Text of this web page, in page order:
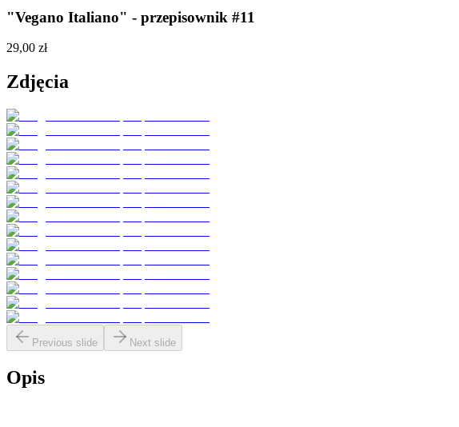
"Vegano Italiano" - przepisownik #11
29,00 zł
Zdjęcia
Previous slide Next slide
Opis